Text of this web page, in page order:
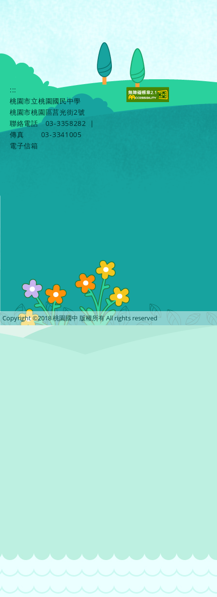
:::
桃園市立桃園國民中學
桃園市桃園區莒光街2號
聯絡電話
03-3358282
|
傳真
03-3341005
電子信箱
Copyright ©2018 桃園國中 版權所有 All rights reserved